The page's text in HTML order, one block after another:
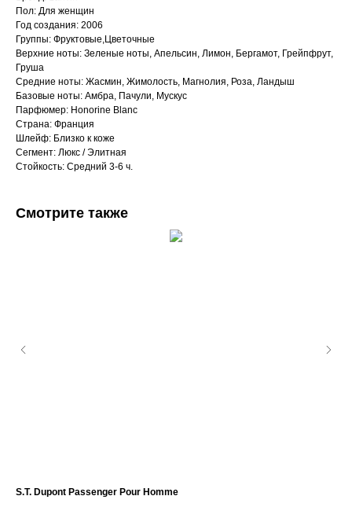
Пол: Для женщин
Год создания: 2006
Группы: Фруктовые,Цветочные
Верхние ноты: Зеленые ноты, Апельсин, Лимон, Бергамот, Грейпфрут,
Груша
Средние ноты: Жасмин, Жимолость, Магнолия, Роза, Ландыш
Базовые ноты: Амбра, Пачули, Мускус
Парфюмер: Honorine Blanc
Страна: Франция
Шлейф: Близко к коже
Сегмент: Люкс / Элитная
Стойкость: Средний 3-6 ч.
Смотрите также
S.T. Dupont Passenger Pour Homme